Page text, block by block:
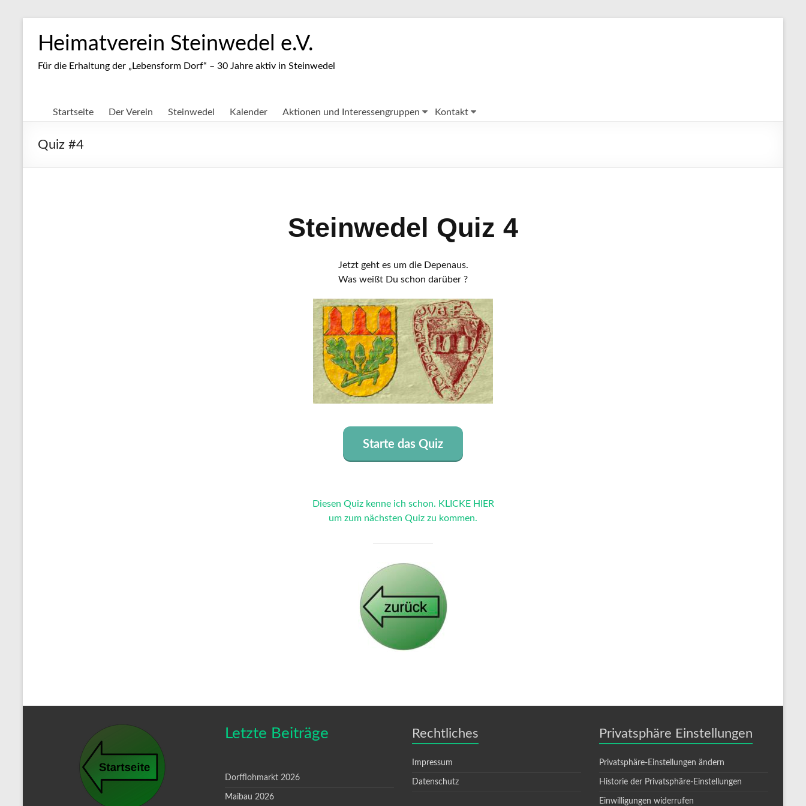
Inhalt
springenHeimatverein Steinwedel e.V.
Für die Erhaltung der „Lebensform Dorf“ – 30 Jahre aktiv in Steinwedel
Startseite Der Verein Steinwedel Kalender Aktionen und Interessengruppen Kontakt
Quiz #4
Steinwedel Quiz 4
Jetzt geht es um die Depenaus.
Was weißt Du schon darüber ?
Starte das Quiz
Diesen Quiz kenne ich schon. KLICKE HIER
um zum nächsten Quiz zu kommen.
Letzte Beiträge
Dorfflohmarkt 2026
Maibau 2026
Rechtliches
Impressum
Datenschutz
Privatsphäre Einstellungen
Privatsphäre-Einstellungen ändern
Historie der Privatsphäre-Einstellungen
Einwilligungen widerrufen